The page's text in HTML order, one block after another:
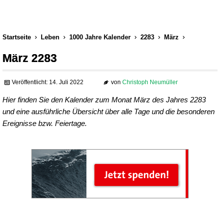
Startseite Leben 1000 Jahre Kalender 2283 März
März 2283
Veröffentlicht: 14. Juli 2022 von Christoph Neumüller
Hier finden Sie den Kalender zum Monat März des Jahres 2283
und eine ausführliche Übersicht über alle Tage und die besonderen
Ereignisse bzw. Feiertage.